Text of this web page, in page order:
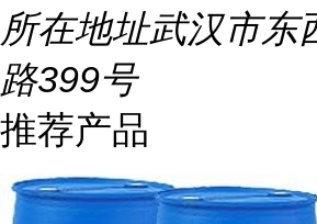
所在地址武汉市东
路399号
推荐产品